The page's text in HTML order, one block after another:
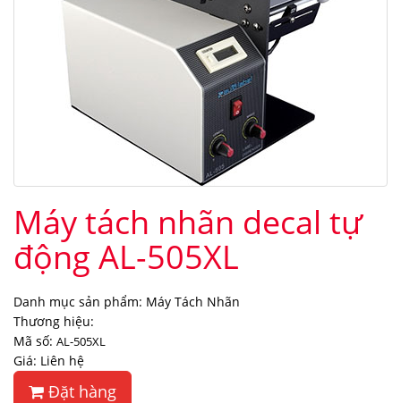
Máy tách nhãn decal tự
động AL-505XL
Danh mục sản phẩm: Máy Tách Nhãn
Thương hiệu:
Mã số: AL-505XL
Giá: Liên hệ
Đặt hàng